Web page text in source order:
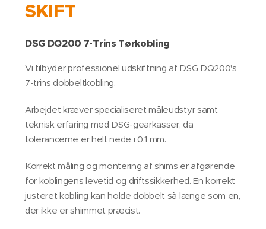
SKIFT
DSG DQ200 7-Trins Tørkobling
Vi tilbyder professionel udskiftning af DSG DQ200's
7-trins dobbeltkobling.
Arbejdet kræver specialiseret måleudstyr samt
teknisk erfaring med DSG-gearkasser, da
tolerancerne er helt nede i 0.1 mm.
Korrekt måling og montering af shims er afgørende
for koblingens levetid og driftssikkerhed. En korrekt
justeret kobling kan holde dobbelt så længe som en,
der ikke er shimmet præcist.